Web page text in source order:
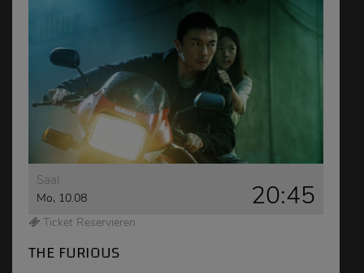
Saal
Mo, 10.08 20:45
Ticket Reservieren
THE FURIOUS